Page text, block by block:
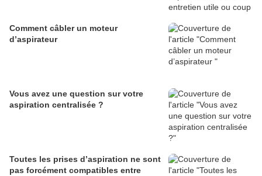
Comment câbler un moteur
d’aspirateur
Vous avez une question sur votre
aspiration centralisée ?
Toutes les prises d’aspiration ne sont
pas forcément compatibles entre